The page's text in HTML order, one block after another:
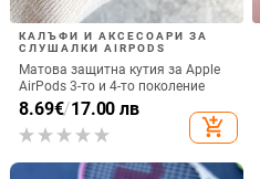
КАЛЪФИ И АКСЕСОАРИ ЗА
СЛУШАЛКИ AIRPODS
Матова защитна кутия за Apple
AirPods 3-то и 4-то поколение
8.69€/17.00 лв
add_shopping_cart